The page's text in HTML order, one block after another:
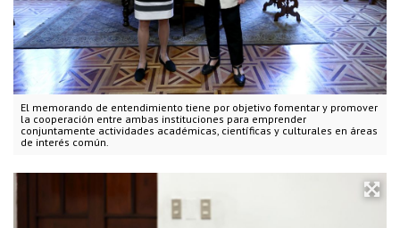
El memorando de entendimiento tiene por objetivo fomentar y promover
la cooperación entre ambas instituciones para emprender
conjuntamente actividades académicas, científicas y culturales en áreas
de interés común.